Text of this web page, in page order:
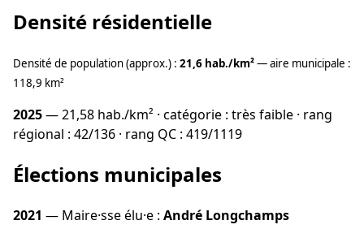
Densité résidentielle
Densité de population (approx.) : 21,6 hab./km²— aire municipale :
118,9 km²
2025— 21,58 hab./km² · catégorie : très faible · rang
régional : 42/136 · rang QC : 419/1119
Élections municipales
2021 — Maire·sse élu·e : André Longchamps